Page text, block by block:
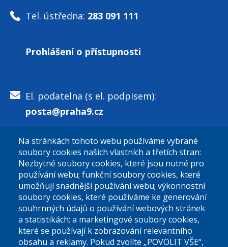
Tel. ústředna: 283 091 111
Prohlášení o přístupnosti
El. podatelna (s el. podpisem):
posta@praha9.cz
El. podatelna (bez el. podpisu):
podatelna@praha9.cz
Úřední dny:
Na stránkách tohoto webu používáme vybrané
soubory cookies našich vlastních a třetích stran:
Nezbytné soubory cookies, které jsou nutné pro
používání webu; funkční soubory cookies, které
umožňují snadnější používání webu; výkonnostní
soubory cookies, které používáme ke generování
souhrnných údajů o používání webových stránek
a statistikách; a marketingové soubory cookies,
které se používají k zobrazování relevantního
obsahu a reklamy. Pokud zvolíte „POVOLIT VŠE“,